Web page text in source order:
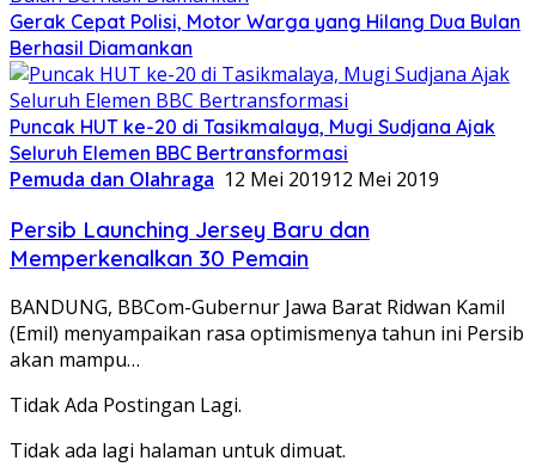
Gerak Cepat Polisi, Motor Warga yang Hilang Dua Bulan
Berhasil Diamankan
Puncak HUT ke-20 di Tasikmalaya, Mugi Sudjana Ajak
Seluruh Elemen BBC Bertransformasi
Pemuda dan Olahraga 12 Mei 201912 Mei 2019
Persib Launching Jersey Baru dan
Memperkenalkan 30 Pemain
BANDUNG, BBCom-Gubernur Jawa Barat Ridwan Kamil
(Emil) menyampaikan rasa optimismenya tahun ini Persib
akan mampu…
Tidak Ada Postingan Lagi.
Tidak ada lagi halaman untuk dimuat.